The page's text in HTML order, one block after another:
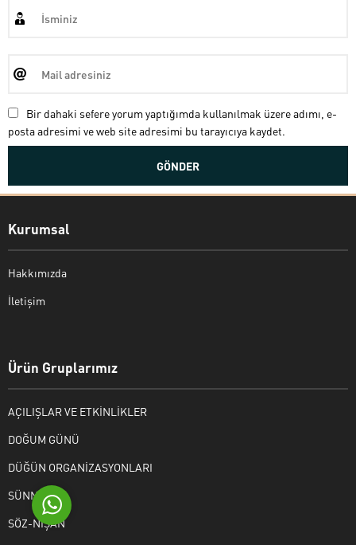
Bir dahaki sefere yorum yaptığımda kullanılmak üzere adımı, e-
posta adresimi ve web site adresimi bu tarayıcıya kaydet.
Kurumsal
Hakkımızda
İletişim
Ürün Gruplarımız
AÇILIŞLAR VE ETKİNLİKLER
DOĞUM GÜNÜ
DÜĞÜN ORGANİZASYONLARI
SÜNNET
SÖZ-NİŞAN